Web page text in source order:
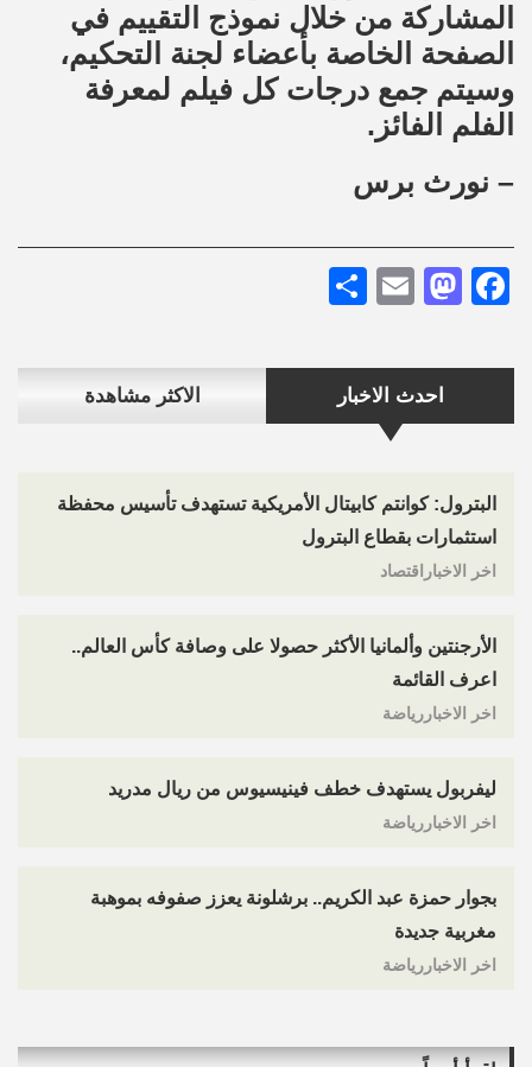
احدث الاخبار الاكثر مشاهدة
البترول: كوانتم كابيتال الأمريكية تستهدف تأسيس محفظة
استثمارات بقطاع البترول
اخر الاخباراقتصاد
الأرجنتين وألمانيا الأكثر حصولا على وصافة كأس العالم..
اعرف القائمة
اخر الاخباررياضة
ليفربول يستهدف خطف فينيسيوس من ريال مدريد
اخر الاخباررياضة
بجوار حمزة عبد الكريم.. برشلونة يعزز صفوفه بموهبة
مغربية جديدة
اخر الاخباررياضة
المشاركة من خلال نموذج التقييم في
الصفحة الخاصة بأعضاء لجنة التحكيم،
وسيتم جمع درجات كل فيلم لمعرفة
الفلم الفائز.
– نورث برس
Facebook
Mastodon
Email